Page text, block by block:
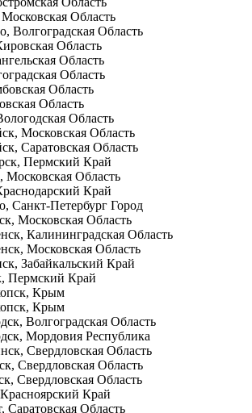
Область
Волгоградская Область
Область
Область
Область
Область
Область
Область
Московская Область
Саратовская Область
Пермский Край
Московская Область
Край
Санкт-Петербург Город
Московская Область
Калининградская Область
Московская Область
Забайкальский Край
Пермский Край
Крым
Крым
Волгоградская Область
Мордовия Республика
Свердловская Область
Свердловская Область
Свердловская Область
Край
Саратовская Область